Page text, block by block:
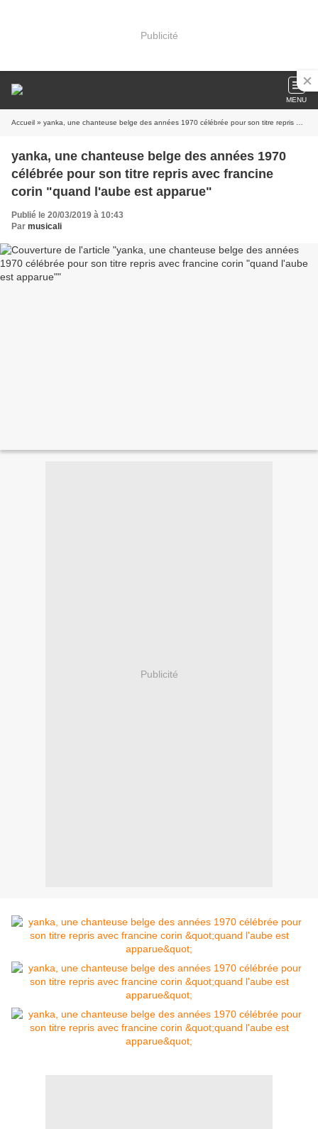
Publicité
MENU
Accueil » yanka, une chanteuse belge des années 1970 célébrée pour son titre repris avec francine corin "quand l'aube est apparue"
yanka, une chanteuse belge des années 1970
célébrée pour son titre repris avec francine
corin "quand l'aube est apparue"
Publié le 20/03/2019 à 10:43
Par musicali
Publicité